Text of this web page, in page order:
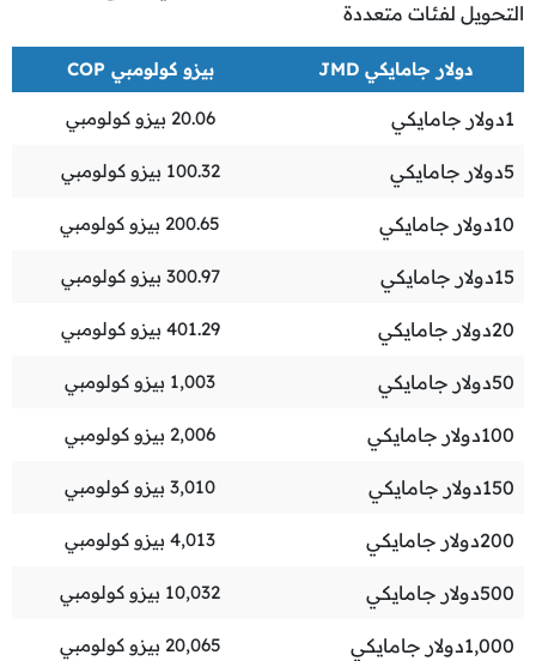
التحويل لفئات متعددة
دولار جامايكي JMD بيزو كولومبي COP
1دولار جامايكي 20.06 بيزو كولومبي
5دولار جامايكي 100.32 بيزو كولومبي
10دولار جامايكي 200.65 بيزو كولومبي
15دولار جامايكي 300.97 بيزو كولومبي
20دولار جامايكي 401.29 بيزو كولومبي
50دولار جامايكي 1,003 بيزو كولومبي
100دولار جامايكي 2,006 بيزو كولومبي
150دولار جامايكي 3,010 بيزو كولومبي
200دولار جامايكي 4,013 بيزو كولومبي
500دولار جامايكي 10,032 بيزو كولومبي
1,000دولار جامايكي 20,065 بيزو كولومبي